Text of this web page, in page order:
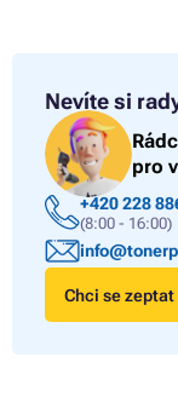
Nevíte si
pro
+420 228
(8:00 - 16:00)
Chci se zeptat